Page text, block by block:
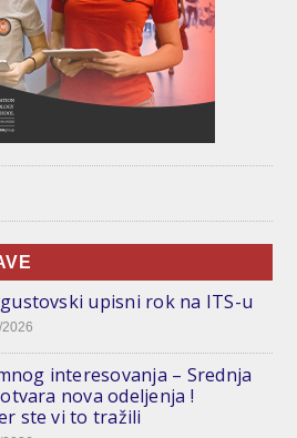
upisni rok na ITS-u
interesovanja – Srednja
nova odeljenja !
ste vi to tražili